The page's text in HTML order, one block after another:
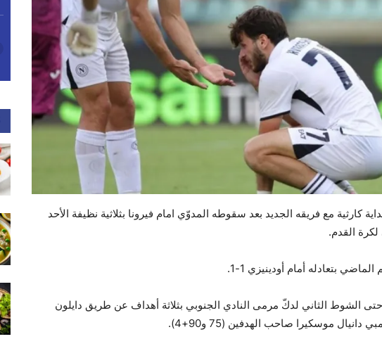
كارثية مع فريقه الجديد بعد سقوطه المدوّي امام فيرونا بثلاثية نظيفة الأحد
القدم.
بتعادله أمام أودينيزي 1-1.
الشوط الثاني لدكّ مرمى النادي الجنوبي بثلاثة أهداف عن طريق دايلون